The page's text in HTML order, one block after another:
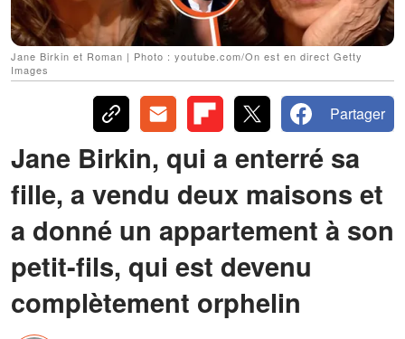
Jane Birkin et Roman | Photo : youtube.com/On est en direct Getty
Images
Partager
Jane Birkin, qui a enterré sa
fille, a vendu deux maisons et
a donné un appartement à son
petit-fils, qui est devenu
complètement orphelin